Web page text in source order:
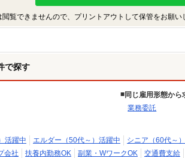
覧できませんので、プリントアウトして保管をお願い
で探す
同じ雇用形態から
業務委託
活躍中 エルダー（50代～）活躍中 シニア（60代～
会社
扶養内勤務OK 副業・WワークOK 交通費支給